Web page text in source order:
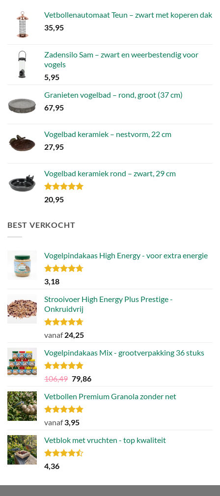
Vetbollenautomaat Teun – zwart met koperen dak
35,95
Zadensilo Sam – zwart en weerbestendig voor
vogels
5,95
Granieten vogelbad – rond, groot (37 cm)
67,95
Vogelbad keramiek – nestvorm, 22 cm
27,95
Vogelbad keramiek rond – zwart, 29 cm
Gewaardeerd
5.00
20,95
BEST VERKOCHT
Vogelpindakaas High Energy - voor extra energie
Gewaardeerd
4.70
3,18
Strooivoer High Energy Plus Prestige -
Onkruidvrij
Gewaardeerd
uit 5
vanaf24,25
Vogelpindakaas Mix - grootverpakking 36 stuks
Gewaardeerd
uit 5
106,49 Oorspronkelijke
was:
106,49.
79,86Huidige
is:
Vetbollen Premium Granola zonder net
Gewaardeerd
uit 5
vanaf3,95
Vetblok met vruchten - top kwaliteit
Gewaardeerd
4.44
4,36